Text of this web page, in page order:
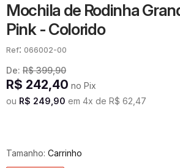
Mochila de Rodinha
Pink - Colorido
: 066002-00
De: R$ 399,90
R$ 242,40 no Pix
ou R$ 249 90 em 4x de R$ 62 47
Tamanho: Carrinho